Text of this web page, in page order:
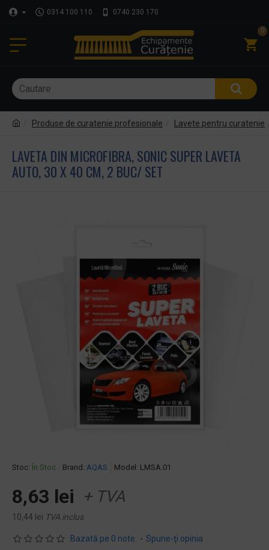
0314 100 110 0740 230 170
0
Produse de curatenie profesionale Lavete pentru curatenie
LAVETA DIN MICROFIBRA, SONIC SUPER LAVETA
AUTO, 30 X 40 CM, 2 BUC/ SET
Stoc: În Stoc Brand: AQAS Model: LMSA.01
Bazată pe 0 note. - Spune-ţi opinia
8,63 lei + TVA
10,44 lei TVA inclus